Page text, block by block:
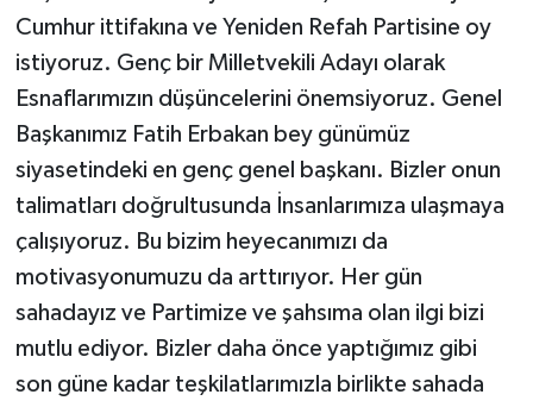
Cumhur ittifakına ve Yeniden Refah Partisine oy
istiyoruz. Genç bir Milletvekili Adayı olarak
Esnaflarımızın düşüncelerini önemsiyoruz. Genel
Başkanımız Fatih Erbakan bey günümüz
siyasetindeki en genç genel başkanı. Bizler onun
talimatları doğrultusunda İnsanlarımıza ulaşmaya
çalışıyoruz. Bu bizim heyecanımızı da
motivasyonumuzu da arttırıyor. Her gün
sahadayız ve Partimize ve şahsıma olan ilgi bizi
mutlu ediyor. Bizler daha önce yaptığımız gibi
son güne kadar teşkilatlarımızla birlikte sahada